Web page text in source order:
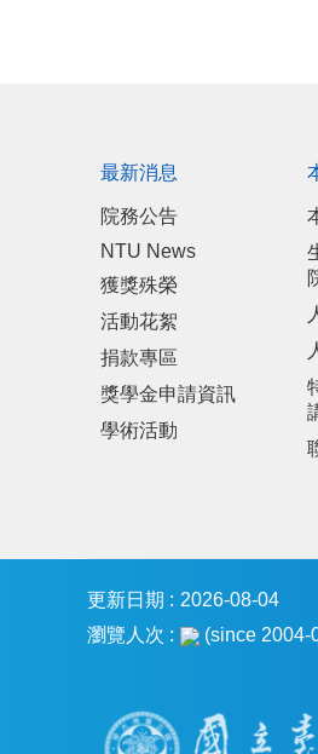
最新消息
院務公告
NTU News
獲獎殊榮
活動花絮
捐款專區
獎學金申請資訊
學術活動
更新日期
2026-08-04
瀏覽人次
(since 2004-